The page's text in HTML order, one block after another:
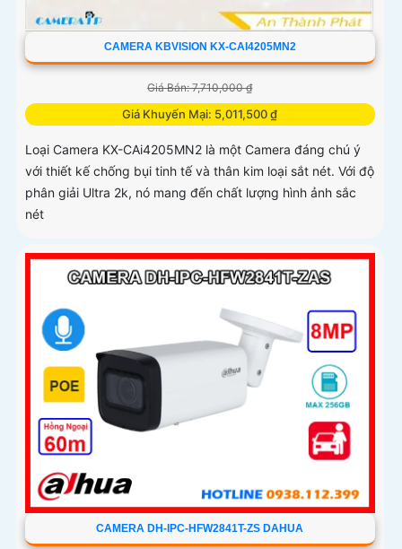
CAMERA KBVISION KX-CAI4205MN2
Giá Bán: 7,710,000 ₫
Giá Khuyến Mại: 5,011,500 ₫
Loại Camera KX-CAi4205MN2 là một Camera đáng chú ý
với thiết kế chống bụi tinh tế và thân kim loại sắt nét. Với độ
phân giải Ultra 2k, nó mang đến chất lượng hình ảnh sắc
nét
CAMERA DH-IPC-HFW2841T-ZS DAHUA